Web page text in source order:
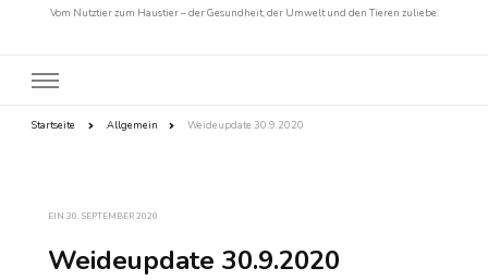
Vom Nutztier zum Haustier – der Gesundheit, der Umwelt und den Tieren zuliebe.
Startseite Allgemein Weideupdate 30.9.2020
EIN 30. SEPTEMBER 2020
Weideupdate 30.9.2020